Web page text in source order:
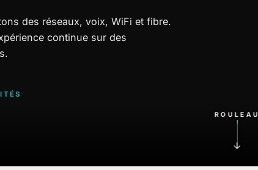
des réseaux, voix, WiFi et fibre.
continue sur des
ROULEAU